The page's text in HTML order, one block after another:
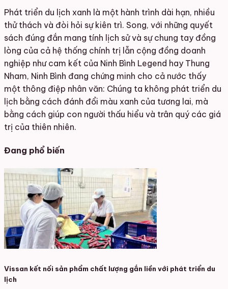
Phát triển du lịch xanh là một hành trình dài hạn, nhiều
thử thách và đòi hỏi sự kiên trì. Song, với những quyết
sách đúng đắn mang tính lịch sử và sự chung tay đồng
lòng của cả hệ thống chính trị lẫn cộng đồng doanh
nghiệp như cam kết của Ninh Bình Legend hay Thung
Nham, Ninh Bình đang chứng minh cho cả nước thấy
một thông điệp nhân văn: Chúng ta không phát triển du
lịch bằng cách đánh đổi màu xanh của tương lai, mà
bằng cách giúp con người thấu hiểu và trân quý các giá
trị của thiên nhiên.
Đang phổ biến
Vissan kết nối sản phẩm chất lượng gắn liền với phát triển du
lịch